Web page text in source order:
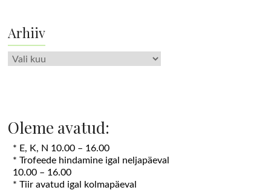
Arhiiv
Arhiiv
Oleme avatud:
* E, K, N 10.00 – 16.00
* Trofeede hindamine igal neljapäeval
10.00 – 16.00
* Tiir avatud igal kolmapäeval